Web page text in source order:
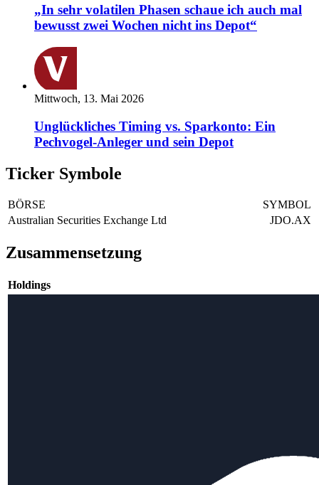
„In sehr volatilen Phasen schaue ich auch mal
bewusst zwei Wochen nicht ins Depot“
Mittwoch, 13. Mai 2026
Unglückliches Timing vs. Sparkonto: Ein
Pechvogel-Anleger und sein Depot
Ticker Symbole
BÖRSE
SYMBOL
Australian Securities Exchange Ltd
JDO.AX
Zusammensetzung
Holdings